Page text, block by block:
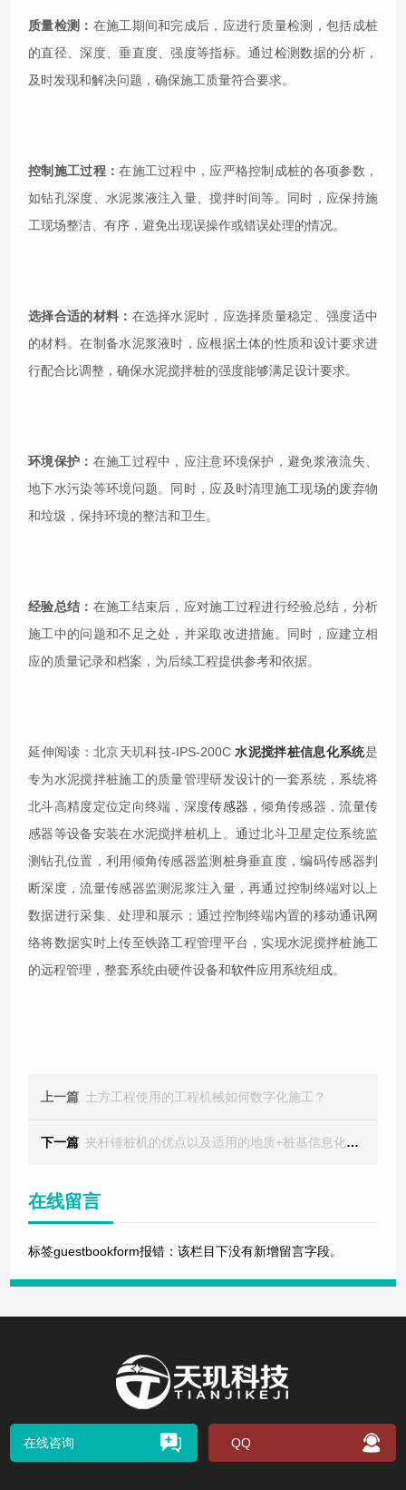
质量检测： 在施工期间和完成后，应进行质量检测，包括成桩
的直径、深度、垂直度、强度等指标。通过检测数据的分析，
及时发现和解决问题，确保施工质量符合要求。
控制施工过程：在施工过程中，应严格控制成桩的各项参数，
如钻孔深度、水泥浆液注入量、搅拌时间等。同时，应保持施
工现场整洁、有序，避免出现误操作或错误处理的情况。
选择合适的材料： 在选择水泥时，应选择质量稳定、强度适中
的材料。在制备水泥浆液时，应根据土体的性质和设计要求进
行配合比调整，确保水泥搅拌桩的强度能够满足设计要求。
环境保护： 在施工过程中，应注意环境保护，避免浆液流失、
地下水污染等环境问题。同时，应及时清理施工现场的废弃物
和垃圾，保持环境的整洁和卫生。
经验总结： 在施工结束后，应对施工过程进行经验总结，分析
施工中的问题和不足之处，并采取改进措施。同时，应建立相
应的质量记录和档案，为后续工程提供参考和依据。
延伸阅读：北京天玑科技-IPS-200C水泥搅拌桩信息化系统是
专为水泥搅拌桩施工的质量管理研发设计的一套系统，系统将
北斗高精度定位定向终端，深度传感器 ，倾角传感器，流量传
感器等设备安装在水泥搅拌桩机上。通过北斗卫星定位系统监
测钻孔位置，利用倾角传感器监测桩身垂直度，编码传感器判
断深度，流量传感器监测泥浆注入量，再通过控制终端对以上
数据进行采集、处理和展示；通过控制终端内置的移动通讯网
络将数据实时上传至铁路工程管理平台，实现水泥搅拌桩施工
的远程管理，整套系统由硬件设备和软件应用系统组成。
上一篇 土方工程使用的工程机械如何数字化施工？
下一篇 夹杆锤桩机的优点以及适用的地质+桩基信息化施工
在线留言
标签guestbookform报错：该栏目下没有新增留言字段。
在线咨询 QQ